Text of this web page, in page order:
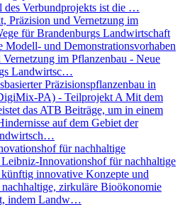
des Verbundprojekts ist die …
Präzision und Vernetzung im
für Brandenburgs Landwirtschaft
und Demonstrationsvorhaben
im Pflanzenbau - Neue
Landwirtsc…
Präzisionspflanzenbau in
PA) - Teilprojekt A Mit dem
das ATB Beiträge, um in einem
auf dem Gebiet der
für nachhaltige
Innovationshof für nachhaltige
innovative Konzepte und
zirkuläre Bioökonomie
indem Landw…